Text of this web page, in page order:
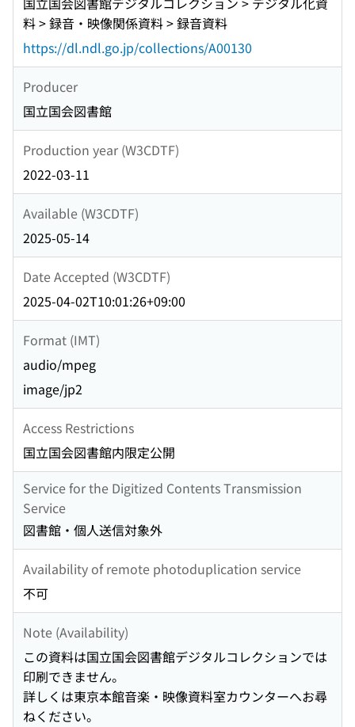
料 > 録音・映像関係資料 > 録音資料
https://dl.ndl.go.jp/collections/A00130
Producer
国立国会図書館
Production year (W3CDTF)
2022-03-11
Available (W3CDTF)
2025-05-14
Date Accepted (W3CDTF)
2025-04-02T10:01:26+09:00
Format (IMT)
audio/mpeg
image/jp2
Access Restrictions
国立国会図書館内限定公開
Service for the Digitized Contents Transmission
Service
図書館・個人送信対象外
Availability of remote photoduplication service
不可
Note (Availability)
この資料は国立国会図書館デジタルコレクションでは
印刷できません。
詳しくは東京本館音楽・映像資料室カウンターへお尋
ねください。